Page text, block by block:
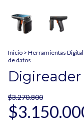
Inicio > Herramientas
de datos
$3.270.800